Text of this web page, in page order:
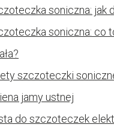
soniczna: jak
soniczna: co
szczoteczki
jamy ustnej
do szczoteczek